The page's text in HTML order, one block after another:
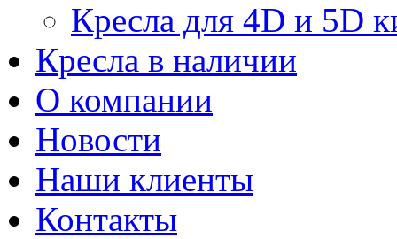
Кресла для 4D и 5D
Кресла в наличии
О компании
Новости
Наши клиенты
Контакты